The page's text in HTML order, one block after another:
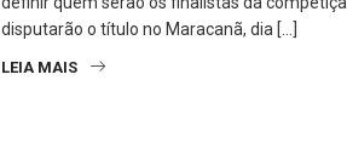
disputarão o título no Maracanã, dia […]
LEIA MAIS